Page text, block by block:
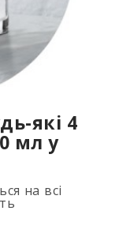
які 4
мл у
на всі
(3+1,
акцією,